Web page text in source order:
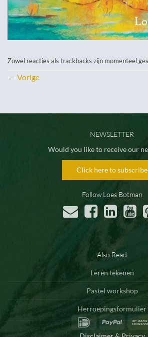
Zowel reacties als trackbacks zijn momenteel
← Vorige
NEWSLETTER
Would you like to receive our
Click here to subscribe
Follow Loes Botman
Also Read
Leren tekenen
Pastel workshop
Herroepingsformulier
IDeal
PayPal